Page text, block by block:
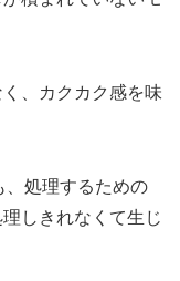
、カクカク感を味
、処理するための
しきれなくて生じ